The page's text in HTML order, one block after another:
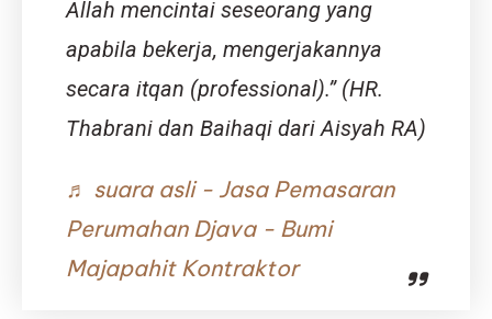
Allah mencintai seseorang yang
apabila bekerja, mengerjakannya
secara itqan (professional).” (HR.
Thabrani dan Baihaqi dari Aisyah RA)
♬ suara asli - Jasa Pemasaran
Perumahan Djava - Bumi
Majapahit Kontraktor